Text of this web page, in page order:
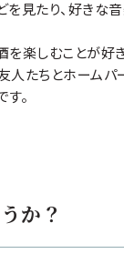
を見たり、好きな
を楽しむことが好
人たちとホームパ
。
か？